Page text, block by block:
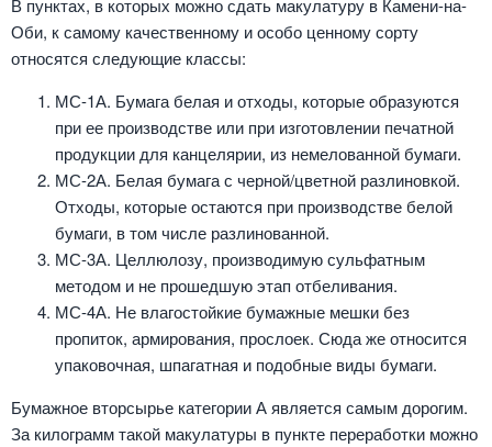
В пунктах, в которых можно сдать макулатуру в Камени-на-
Оби, к самому качественному и особо ценному сорту
относятся следующие классы:
МС-1А. Бумага белая и отходы, которые образуются
при ее производстве или при изготовлении печатной
продукции для канцелярии, из немелованной бумаги.
МС-2А. Белая бумага с черной/цветной разлиновкой.
Отходы, которые остаются при производстве белой
бумаги, в том числе разлинованной.
МС-3А. Целлюлозу, производимую сульфатным
методом и не прошедшую этап отбеливания.
МС-4А. Не влагостойкие бумажные мешки без
пропиток, армирования, прослоек. Сюда же относится
упаковочная, шпагатная и подобные виды бумаги.
Бумажное вторсырье категории А является самым дорогим.
За килограмм такой макулатуры в пункте переработки можно